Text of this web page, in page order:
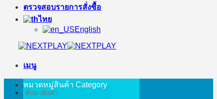
ตรวจสอบรายการสั่งซื้อ
ไทย
English
เมนู
ค้นหา:
หมวดหมู่สินค้า Category